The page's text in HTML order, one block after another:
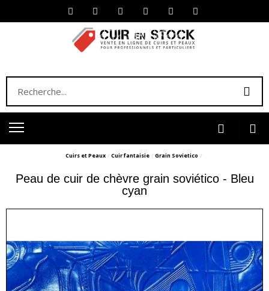
Cuirs et Peaux Cuir fantaisie Grain Sovietico
Peau de cuir de chèvre grain soviético - Bleu
cyan